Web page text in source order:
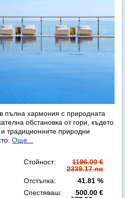
пълна хармония с природната
обстановка от гори, където
и традиционните природни
Още...
Стойност:
1196.00 €
2339.17 лв
Отстъпка:
41.81 %
Спестяваш:
500.00 €